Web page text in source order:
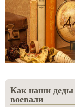
Как наши деды
воевали